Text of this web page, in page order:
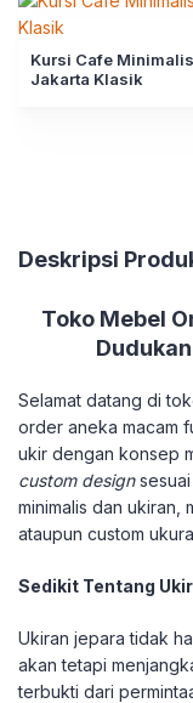
Kursi Cafe Minimalis
Jakarta Klasik
Deskripsi
Toko Mebel
Selamat datang di
order aneka macam
ukir dengan konsep
custom design
minimalis dan ukiran,
ataupun custom
Sedikit Tentang
Ukiran jepara tidak
akan tetapi
terbukti dari